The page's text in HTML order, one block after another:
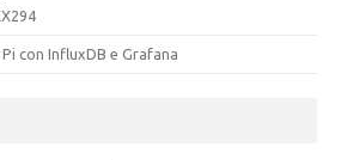
con InfluxDB e Grafana